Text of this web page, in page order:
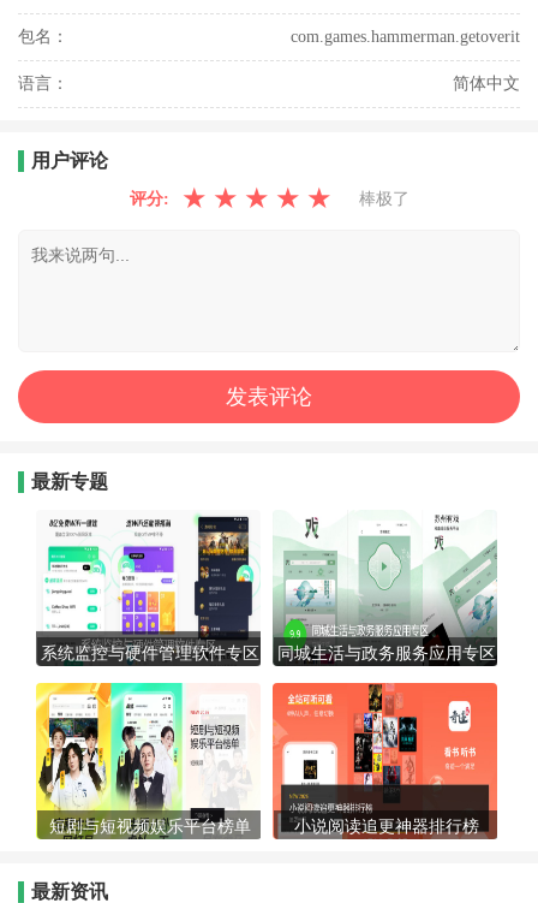
包名： com.games.hammerman.getoverit
语言： 简体中文
用户评论
评分: ★ ★ ★ ★ ★ 棒极了
最新专题
系统监控与硬件管理软件专区 同城生活与政务服务应用专区
短剧与短视频娱乐平台榜单 小说阅读追更神器排行榜
最新资讯